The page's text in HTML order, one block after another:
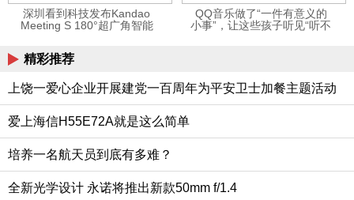
深圳看到科技发布Kandao
Meeting S 180°超广角智能
QQ音乐做了“一件有意义的
小事”，让这些孩子听见“听不
精彩推荐
上饶一爱心企业开展建党一百周年为平安卫士加餐主题活动
爱上海信H55E72A就是这么简单
培养一名航天员到底有多难？
全新光学设计 永诺将推出新款50mm f/1.4